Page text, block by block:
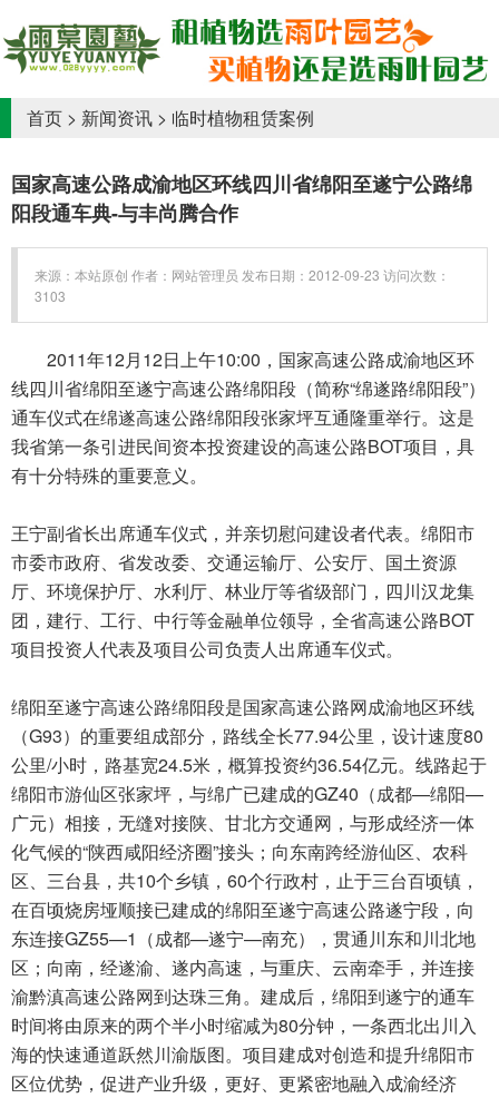
首页 > 新闻资讯 > 临时植物租赁案例
国家高速公路成渝地区环线四川省绵阳至遂宁公路绵
阳段通车典-与丰尚腾合作
来源：本站原创 作者：网站管理员 发布日期：2012-09-23 访问次数：
3103
2011年12月12日上午10:00，国家高速公路成渝地区环
线四川省绵阳至遂宁高速公路绵阳段（简称“绵遂路绵阳段”）
通车仪式在绵遂高速公路绵阳段张家坪互通隆重举行。这是
我省第一条引进民间资本投资建设的高速公路BOT项目，具
有十分特殊的重要意义。
王宁副省长出席通车仪式，并亲切慰问建设者代表。绵阳市
市委市政府、省发改委、交通运输厅、公安厅、国土资源
厅、环境保护厅、水利厅、林业厅等省级部门，四川汉龙集
团，建行、工行、中行等金融单位领导，全省高速公路BOT
项目投资人代表及项目公司负责人出席通车仪式。
绵阳至遂宁高速公路绵阳段是国家高速公路网成渝地区环线
（G93）的重要组成部分，路线全长77.94公里，设计速度80
公里/小时，路基宽24.5米，概算投资约36.54亿元。线路起于
绵阳市游仙区张家坪，与绵广已建成的GZ40（成都—绵阳—
广元）相接，无缝对接陕、甘北方交通网，与形成经济一体
化气候的“陕西咸阳经济圈”接头；向东南跨经游仙区、农科
区、三台县，共10个乡镇，60个行政村，止于三台百顷镇，
在百顷烧房垭顺接已建成的绵阳至遂宁高速公路遂宁段，向
东连接GZ55—1（成都—遂宁—南充），贯通川东和川北地
区；向南，经遂渝、遂内高速，与重庆、云南牵手，并连接
渝黔滇高速公路网到达珠三角。建成后，绵阳到遂宁的通车
时间将由原来的两个半小时缩减为80分钟，一条西北出川入
海的快速通道跃然川渝版图。项目建成对创造和提升绵阳市
区位优势，促进产业升级，更好、更紧密地融入成渝经济